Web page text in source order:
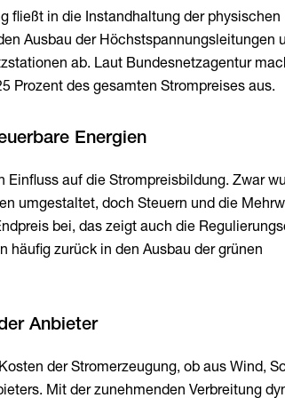
fließt in die Instandhaltung der physischen
Ausbau der Höchstspannungsleitungen
ab. Laut Bundesnetzagentur
Prozent des gesamten Strompreises aus.
Energien
auf die Strompreisbildung. Zwar
umgestaltet, doch Steuern und die
bei, das zeigt auch die
häufig zurück in den Ausbau der grünen
Anbieter
der Stromerzeugung, ob aus Wind,
Mit der zunehmenden Verbreitung